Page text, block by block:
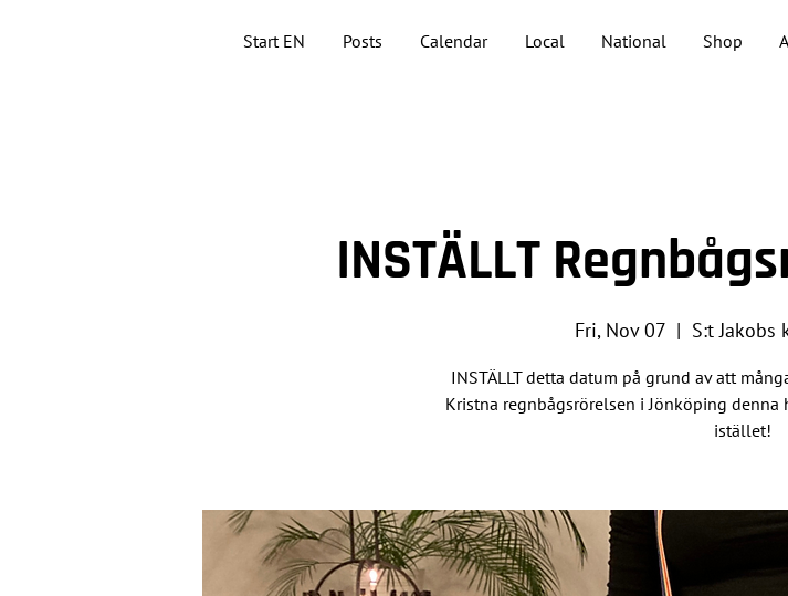
Start EN Posts Calendar Local National Shop
INSTÄLLT
Fri, Nov 07
  |
S:t Jakobs
INSTÄLLT detta datum på grund av att
Kristna regnbågsrörelsen i Jönköping denna
istället!